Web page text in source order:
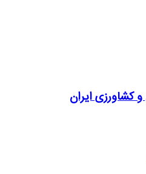
و کشاورزی ایران